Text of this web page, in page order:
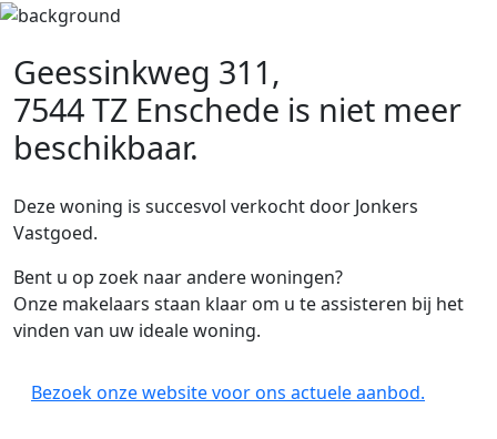
Geessinkweg 311,
7544 TZ Enschede is niet meer
beschikbaar.
Deze woning is succesvol verkocht door Jonkers
Vastgoed.
Bent u op zoek naar andere woningen?
Onze makelaars staan klaar om u te assisteren bij het
vinden van uw ideale woning.
Bezoek onze website voor ons actuele aanbod.